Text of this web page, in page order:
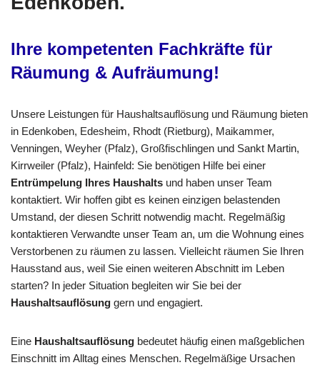
Ihre kompetenten Fachkräfte für
Räumung & Aufräumung!
Unsere Leistungen für Haushaltsauflösung und Räumung bieten
in Edenkoben, Edesheim, Rhodt (Rietburg), Maikammer,
Venningen, Weyher (Pfalz), Großfischlingen und Sankt Martin,
Kirrweiler (Pfalz), Hainfeld: Sie benötigen Hilfe bei einer
Entrümpelung Ihres Haushalts und haben unser Team
kontaktiert. Wir hoffen gibt es keinen einzigen belastenden
Umstand, der diesen Schritt notwendig macht. Regelmäßig
kontaktieren Verwandte unser Team an, um die Wohnung eines
Verstorbenen zu räumen zu lassen. Vielleicht räumen Sie Ihren
Hausstand aus, weil Sie einen weiteren Abschnitt im Leben
starten? In jeder Situation begleiten wir Sie bei der
Haushaltsauflösung gern und engagiert.
Eine Haushaltsauflösung bedeutet häufig einen maßgeblichen
Einschnitt im Alltag eines Menschen. Regelmäßige Ursachen